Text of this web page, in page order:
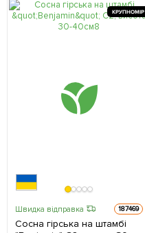
КРУПНОМІР
Швидка відправка 187469
Сосна гірська на штамбі